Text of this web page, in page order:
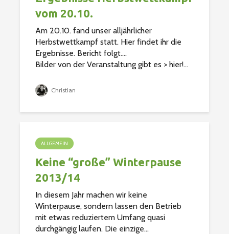
vom 20.10.
Am 20.10. fand unser alljährlicher
Herbstwettkampf statt. Hier findet ihr die
Ergebnisse. Bericht folgt….
Bilder von der Veranstaltung gibt es > hier!...
Christian
ALLGEMEIN
Keine “große” Winterpause
2013/14
In diesem Jahr machen wir keine
Winterpause, sondern lassen den Betrieb
mit etwas reduziertem Umfang quasi
durchgängig laufen. Die einzige...